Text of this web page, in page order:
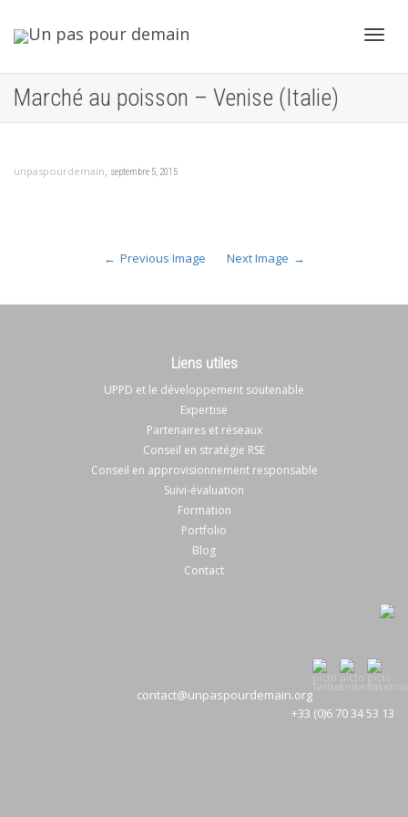
Marché au poisson – Venise (Italie)
unpaspourdemain, septembre 5, 2015
Previous Image Next Image
Liens utiles
UPPD et le développement soutenable
Expertise
Partenaires et réseaux
Conseil en stratégie RSE
Conseil en approvisionnement responsable
Suivi-évaluation
Formation
Portfolio
Blog
Contact
contact@unpaspourdemain.org
+33 (0)6 70 34 53 13